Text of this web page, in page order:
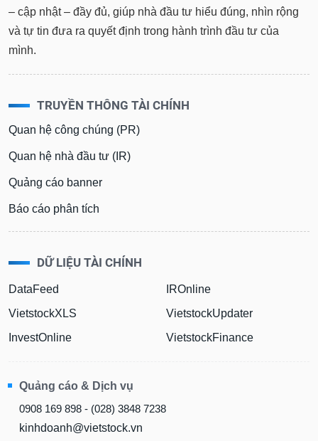
– cập nhật – đầy đủ, giúp nhà đầu tư hiểu đúng, nhìn rộng
và tự tin đưa ra quyết định trong hành trình đầu tư của
mình.
TRUYỀN THÔNG TÀI CHÍNH
Quan hệ công chúng (PR)
Quan hệ nhà đầu tư (IR)
Quảng cáo banner
Báo cáo phân tích
DỮ LIỆU TÀI CHÍNH
DataFeed
VietstockXLS
InvestOnline
IROnline
VietstockUpdater
VietstockFinance
Quảng cáo & Dịch vụ
0908 169 898 - (028) 3848 7238
kinhdoanh@vietstock.vn